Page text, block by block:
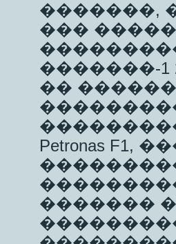
�������,
���
�������-1
��
Petronas
�������